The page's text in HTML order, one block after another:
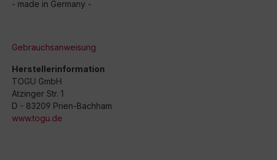
- made in Germany -
Gebrauchsanweisung
Herstellerinformation
TOGU GmbH
Atzinger Str. 1
D - 83209 Prien-Bachham
www.togu.de